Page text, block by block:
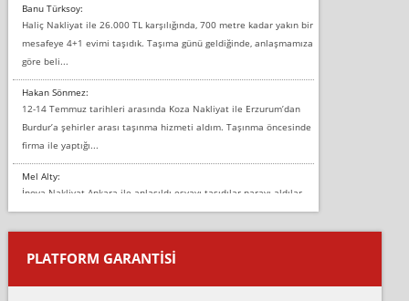
Banu Türksoy:
Haliç Nakliyat ile 26.000 TL karşılığında, 700 metre kadar yakın bir
mesafeye 4+1 evimi taşıdık. Taşıma günü geldiğinde, anlaşmamıza
göre beli...
Hakan Sönmez:
12-14 Temmuz tarihleri arasında Koza Nakliyat ile Erzurum’dan
Burdur’a şehirler arası taşınma hizmeti aldım. Taşınma öncesinde
firma ile yaptığı...
Mel Alty:
İnova Nakliyat Ankara ile anlaşıldı eşyayı taşıdılar parayı aldılar.
Salon duvarına bir baktım birisi boydan alüminyum renkli bantı
yapıştırm...
Murat:
PLATFORM GARANTİSİ